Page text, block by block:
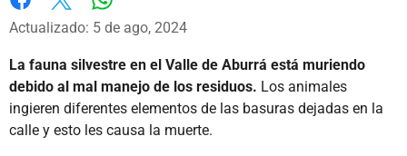
Facebook
X
Actualizado: 5 de ago, 2024
La fauna silvestre en el Valle de Aburrá está muriendo
debido al mal manejo de los residuos. Los animales
ingieren diferentes elementos de las basuras dejadas en la
calle y esto les causa la muerte.